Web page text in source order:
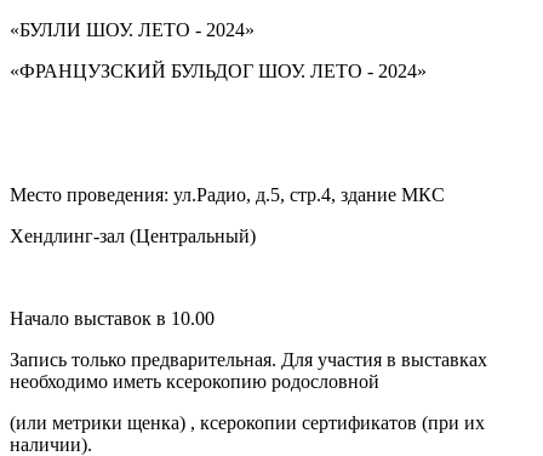
«БУЛЛИ ШОУ. ЛЕТО - 2024»
«ФРАНЦУЗСКИЙ БУЛЬДОГ ШОУ. ЛЕТО - 2024»
Место проведения: ул.Радио, д.5, стр.4, здание МКС
Хендлинг-зал (Центральный)
Начало выставок в 10.00
Запись только предварительная. Для участия в выставках
необходимо иметь ксерокопию родословной
(или метрики щенка) , ксерокопии сертификатов (при их
наличии).